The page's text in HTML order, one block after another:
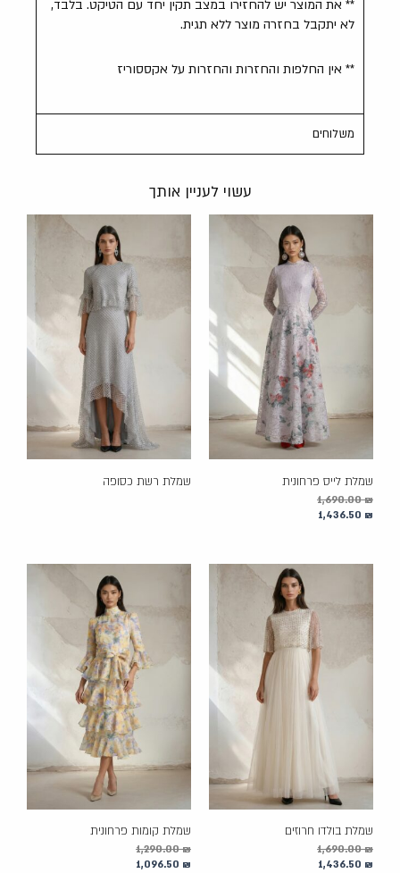
** את המוצר יש להחזירו במצב תקין יחד עם הטיקט. בלבד,
לא יתקבל בחזרה מוצר ללא תגית.
** אין החלפות והחזרות והחזרות על אקססוריז
משלוחים
עשוי לעניין אותך
שמלת לייס פרחונית
1,690.00₪
1,436.50 ₪
שמלת רשת כסופה
שמלת בולדו חרוזים
1,690.00₪
1,436.50 ₪
שמלת קומות פרחונית
1,290.00₪
1,096.50 ₪